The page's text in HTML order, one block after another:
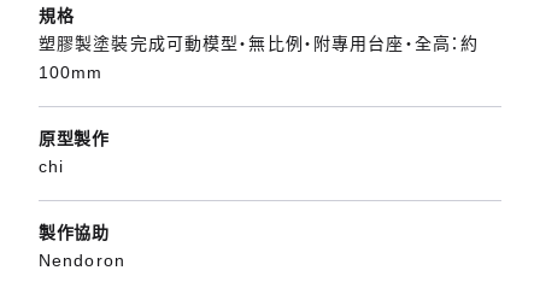
規格
塑膠製塗裝完成可動模型・無比例・附專用台座・全高：約
100mm
原型製作
chi
製作協助
Nendoron